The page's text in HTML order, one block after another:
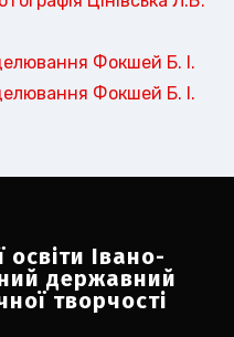
Фокшей Б. І.
Фокшей Б. І.
Івано-
державний
творчості